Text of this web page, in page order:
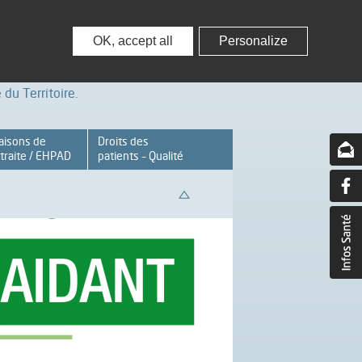
du Territoire.
de
/ EHPAD
Droits des
patients – Qualité
OK, accept all Personalize